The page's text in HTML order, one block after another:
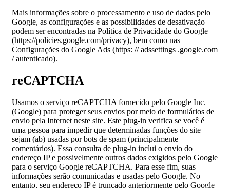
Mais informações sobre o processamento e uso de dados pelo
Google, as configurações e as possibilidades de desativação
podem ser encontradas na Política de Privacidade do Google
(https://policies.google.com/privacy), bem como nas
Configurações do Google Ads (https: // adssettings .google.com
/ autenticado).
reCAPTCHA
Usamos o serviço reCAPTCHA fornecido pelo Google Inc.
(Google) para proteger seus envios por meio de formulários de
envio pela Internet neste site. Este plug-in verifica se você é
uma pessoa para impedir que determinadas funções do site
sejam (ab) usadas por bots de spam (principalmente
comentários). Essa consulta de plug-in inclui o envio do
endereço IP e possivelmente outros dados exigidos pelo Google
para o serviço Google reCAPTCHA. Para esse fim, suas
informações serão comunicadas e usadas pelo Google. No
entanto, seu endereço IP é truncado anteriormente pelo Google